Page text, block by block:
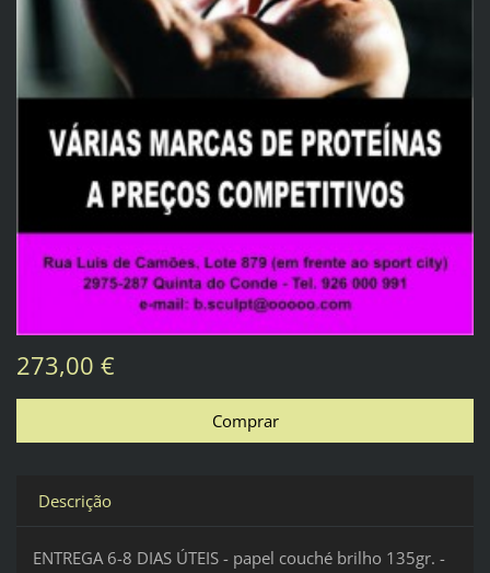
273,00 €
Descrição
ENTREGA 6-8 DIAS ÚTEIS - papel couché brilho 135gr. -